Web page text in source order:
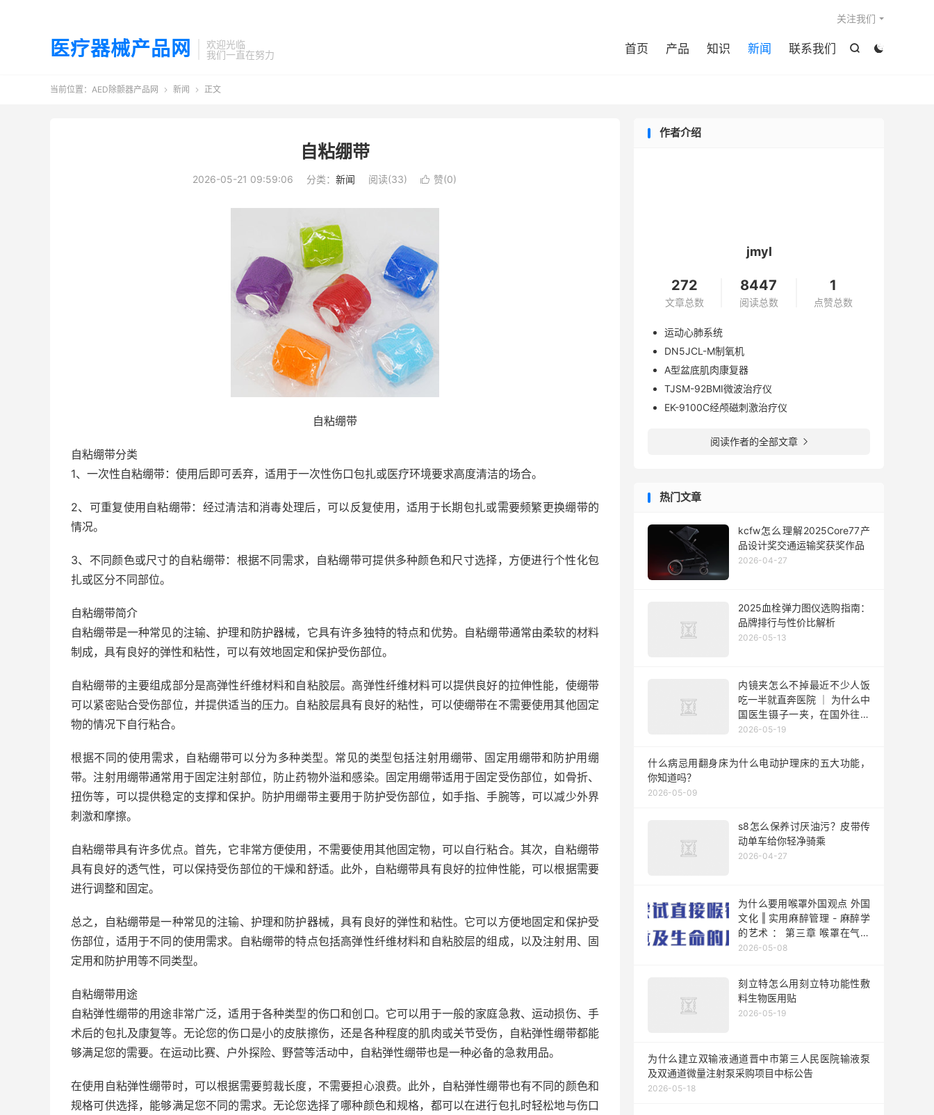
医疗器械产品网
欢迎光临
我们一直在努力


首页 产品 知识 新闻 联系我们
关注我们
当前位置： AED除颤器产品网  新闻  正文
自粘绷带
2026-05-21 09:59:06 分类： 新闻 阅读(33)  赞(0)
自粘绷带
自粘绷带分类
1、一次性自粘绷带：使用后即可丢弃，适用于一次性伤口包扎或医疗环境要求高度清洁的场合。
2、可重复使用自粘绷带：经过清洁和消毒处理后，可以反复使用，适用于长期包扎或需要频繁更换绷带的
情况。
3、不同颜色或尺寸的自粘绷带：根据不同需求，自粘绷带可提供多种颜色和尺寸选择，方便进行个性化包
扎或区分不同部位。
自粘绷带简介
自粘绷带是一种常见的注输、护理和防护器械，它具有许多独特的特点和优势。自粘绷带通常由柔软的材料
制成，具有良好的弹性和粘性，可以有效地固定和保护受伤部位。
自粘绷带的主要组成部分是高弹性纤维材料和自粘胶层。高弹性纤维材料可以提供良好的拉伸性能，使绷带
可以紧密贴合受伤部位，并提供适当的压力。自粘胶层具有良好的粘性，可以使绷带在不需要使用其他固定
物的情况下自行粘合。
根据不同的使用需求，自粘绷带可以分为多种类型。常见的类型包括注射用绷带、固定用绷带和防护用绷
带。注射用绷带通常用于固定注射部位，防止药物外溢和感染。固定用绷带适用于固定受伤部位，如骨折、
扭伤等，可以提供稳定的支撑和保护。防护用绷带主要用于防护受伤部位，如手指、手腕等，可以减少外界
刺激和摩擦。
自粘绷带具有许多优点。首先，它非常方便使用，不需要使用其他固定物，可以自行粘合。其次，自粘绷带
具有良好的透气性，可以保持受伤部位的干燥和舒适。此外，自粘绷带具有良好的拉伸性能，可以根据需要
进行调整和固定。
总之，自粘绷带是一种常见的注输、护理和防护器械，具有良好的弹性和粘性。它可以方便地固定和保护受
伤部位，适用于不同的使用需求。自粘绷带的特点包括高弹性纤维材料和自粘胶层的组成，以及注射用、固
定用和防护用等不同类型。
自粘绷带用途
自粘弹性绷带的用途非常广泛，适用于各种类型的伤口和创口。它可以用于一般的家庭急救、运动损伤、手
术后的包扎及康复等。无论您的伤口是小的皮肤擦伤，还是各种程度的肌肉或关节受伤，自粘弹性绷带都能
够满足您的需要。在运动比赛、户外探险、野营等活动中，自粘弹性绷带也是一种必备的急救用品。
在使用自粘弹性绷带时，可以根据需要剪裁长度，不需要担心浪费。此外，自粘弹性绷带也有不同的颜色和
规格可供选择，能够满足您不同的需求。无论您选择了哪种颜色和规格，都可以在进行包扎时轻松地与伤口
作者介绍
jmyl
272
文章总数
8447
阅读总数
1
点赞总数
运动心肺系统
DN5JCL-M制氧机
A型盆底肌肉康复器
TJSM-92BMⅠ微波治疗仪
EK-9100C经颅磁刺激治疗仪
阅读作者的全部文章 
热门文章
kcfw怎么理解2025Core77产
品设计奖交通运输奖获奖作品
2026-04-27
2025血栓弹力图仪选购指南：
品牌排行与性价比解析
2026-05-13
内镜夹怎么不掉最近不少人饭
吃一半就直奔医院 ｜ 为什么中
国医生镊子一夹，在国外往往
又是CT又是全麻最后甚至要花
2026-05-19
什么病忌用翻身床为什么电动护理床的五大功能，
你知道吗？
2026-05-09
s8怎么保养讨厌油污？皮带传
动单车给你轻净骑乘
2026-04-27
为什么要用喉罩外国观点 外国
文化 ‖ 实用麻醉管理 - 麻醉学
的艺术 ： 第三章 喉罩在气道
管理中的作用
2026-05-08
刻立特怎么用刻立特功能性敷
料生物医用贴
2026-05-19
为什么建立双输液通道晋中市第三人民医院输液泵
及双通道微量注射泵采购项目中标公告
2026-05-18